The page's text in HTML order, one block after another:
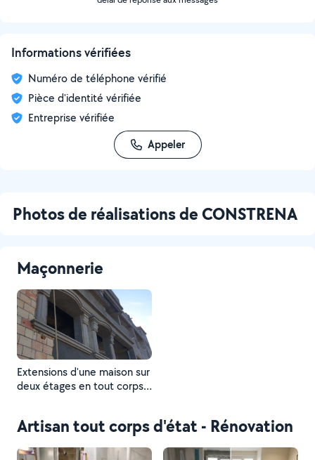
Informations vérifiées
Numéro de téléphone vérifié
Pièce d'identité vérifiée
Entreprise vérifiée
Appeler
Photos de réalisations de CONSTRENA
Maçonnerie
Extensions d'une maison sur
deux étages en tout corps
Artisan tout corps d'état - Rénovation